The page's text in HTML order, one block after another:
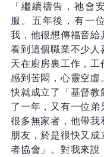
「繼續禱告，祂會
服。五年後，有一
我，他很想傳福音給
看到這個職業不少人
天在廚房裏工作，工
感到苦悶，心靈空虛
快就成立了「基督教
了一年，又有一位弟
很多無家者，他帶我
朋友，於是很快又成
者協會」。對我來說